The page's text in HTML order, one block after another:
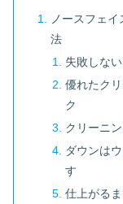
ノースフェ
法
失敗しな
優れたク
ク
クリーニ
ダウンは
す
仕上がる